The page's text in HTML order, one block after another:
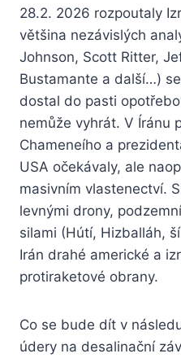
28.2. 2026 rozpoutaly
většina nezávislých
Johnson, Scott Ritter,
Bustamante a další…)
dostal do pasti
nemůže vyhrát. V Íránu
Chameneího a
USA očekávaly, ale
masivním vlastenectví.
levnými drony,
silami (Hútí, Hizballáh,
Irán drahé americké a
protiraketové obrany.
Co se bude dít v
údery na desalinační